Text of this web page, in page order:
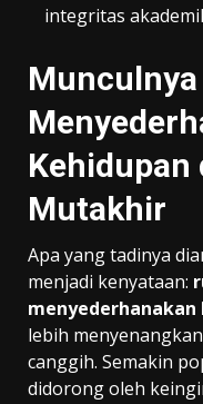
integritas
Kehidupan
Mutakhir
Apa yang tadinya
menjadi kenyataan:
lebih
canggih. Semakin
didorong oleh